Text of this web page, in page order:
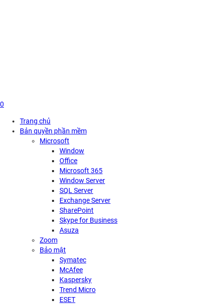
0
Trang chủ
Bản quyền phần mềm
Microsoft
Window
Office
Microsoft 365
Window Server
SQL Server
Exchange Server
SharePoint
Skype for Business
Asuza
Zoom
Bảo mật
Symatec
McAfee
Kaspersky
Trend Micro
ESET